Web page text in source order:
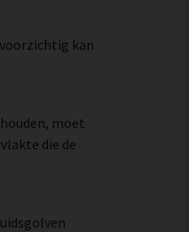
kan
moet
die de